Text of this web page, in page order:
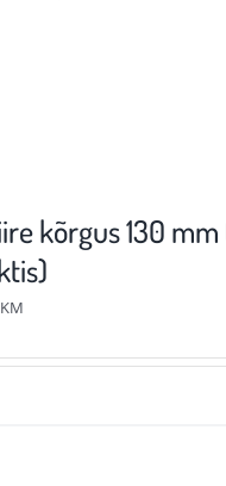
kõrgus 130 mm